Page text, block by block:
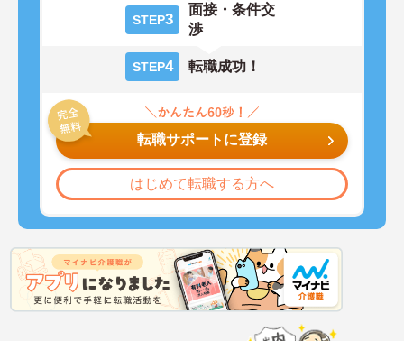
STEP3
面接・条件交
渉
STEP4 転職成功！
転職サポートに登録
はじめて転職する方へ